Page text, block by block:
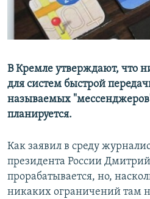
В Кремле утверждают, что
для систем быстрой
называемых
планируется.
Как заявил в среду
президента России
прорабатывается, но,
никаких ограничений там